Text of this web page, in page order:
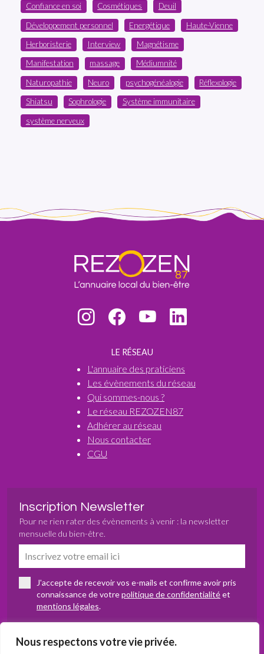
Nous respectons votre vie privée.
Confiance en soi Cosmétiques Deuil
Développement personnel Energétique Haute-Vienne
Herboristerie Interview Magnétisme
Manifestation massage Médiumnité
Naturopathie Neuro psychogénéalogie Réflexologie
Shiatsu Sophrologie Système immunitaire
système nerveux
LE RÉSEAU
L'annuaire des praticiens
Les évènements du réseau
Qui sommes-nous ?
Le réseau REZOZEN87
Adhérer au réseau
Nous contacter
CGU
Inscription Newsletter
Pour ne rien rater des évènements à venir : la newsletter
mensuelle du bien-être.
J'accepte de recevoir vos e-mails et confirme avoir pris
connaissance de votrepolitique de confidentialitéet
mentions légales.
S’abonner